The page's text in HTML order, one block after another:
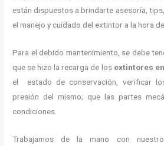
están dispuestos a brindarte asesoría,
el manejo y cuidado del extintor a la hora
Para el debido mantenimiento, se debe
que se hizo la recarga de los extintores
el estado de conservación, verificar
presión del mismo; que las partes
condiciones.
Trabajamos de la mano con